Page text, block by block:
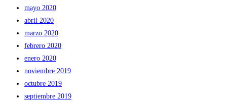
mayo 2020
abril 2020
marzo 2020
febrero 2020
enero 2020
noviembre 2019
octubre 2019
septiembre 2019